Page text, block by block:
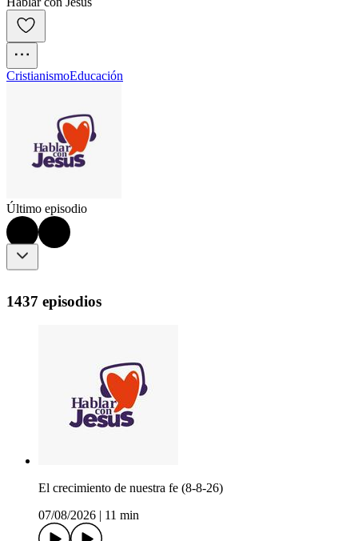
CristianismoEducación
Último episodio
1437 episodios
El crecimiento de nuestra fe (8-8-26)
07/08/2026
11 min